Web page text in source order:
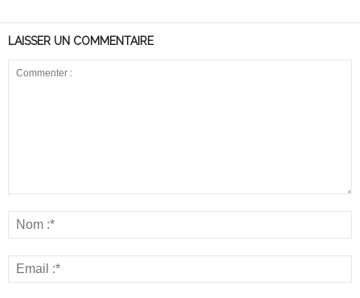
LAISSER UN COMMENTAIRE